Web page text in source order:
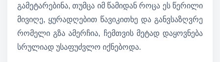
გამეტარებინა, თუმცა იმ წამიდან როცა ეს წერილი
მივიღე, ყურადღებით წავიკითხე და განვსაზღვრე
რომელი გზა ამერჩია, ჩემთვის მეტად დაყოვნება
სრულიად უსაფუძვლო იქნებოდა.